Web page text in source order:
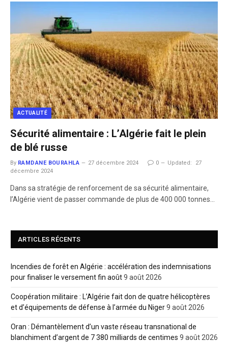
ACTUALITÉ
Sécurité alimentaire : L’Algérie fait le plein
de blé russe
By RAMDANE BOURAHLA 27 décembre 2024 0 Updated:
27
décembre 2024
Dans sa stratégie de renforcement de sa sécurité alimentaire,
l’Algérie vient de passer commande de plus de 400 000 tonnes…
ARTICLES RÉCENTS
Incendies de forêt en Algérie : accélération des indemnisations
pour finaliser le versement fin août9 août 2026
Coopération militaire : L’Algérie fait don de quatre hélicoptères
et d’équipements de défense à l’armée du Niger9 août 2026
Oran : Démantèlement d’un vaste réseau transnational de
blanchiment d’argent de 7 380 milliards de centimes 9 août 2026